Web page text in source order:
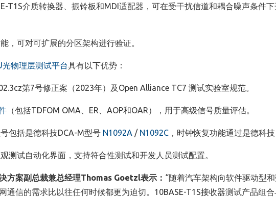
T1S介质转换器、振铃板和MDI适配器，可在受干扰信道和耦合噪声条件
，可对可扩展的分区架构进行验证。
光物理层测试平台具有以下优势：
第7号修正案（2023年）及Open Alliance TC7 测试实验室规范。
（包括TDFOM OMA、ER、AOP和OAR），用于高级信号质量评估。
包括是德科技DCA-M型号 N1092A / N1092C ，时钟恢复功能通过是德科技
测试自动化界面，支持符合性测试和开发人员测试配置。
方案副总裁兼总经理Thomas Goetzl表示： “随着汽车架构向软件驱动型
通信的需求比以往任何时候都更为迫切。 10BASE-T1S接收器测试产品组